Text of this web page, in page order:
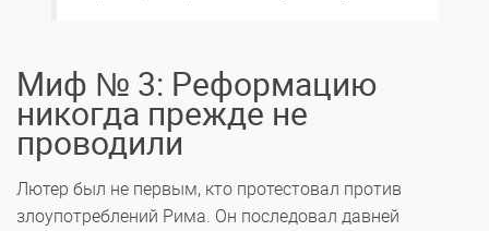
Миф № 3: Реформацию
никогда прежде не
проводили
Лютер был не первым, кто протестовал против
злоупотреблений Рима. Он последовал давней